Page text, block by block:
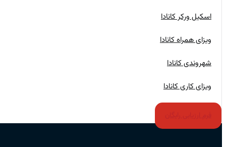
اسکیل ورکر کانادا
ویزای همراه کانادا
شهروندی کانادا
ویزای کاری کانادا